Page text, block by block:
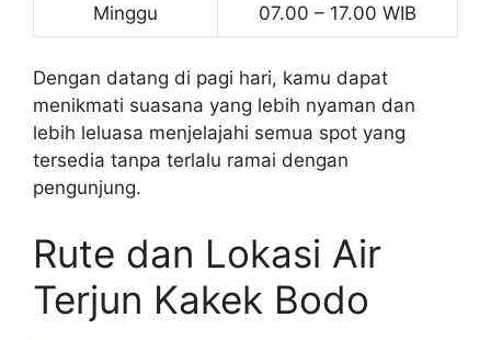
Minggu 07.00 – 17.00 WIB
Dengan datang di pagi hari, kamu dapat
menikmati suasana yang lebih nyaman dan
lebih leluasa menjelajahi semua spot yang
tersedia tanpa terlalu ramai dengan
pengunjung.
Rute dan Lokasi Air
Terjun Kakek Bodo